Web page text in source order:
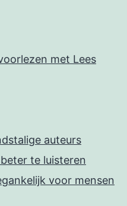
met Lees
auteurs
te luisteren
voor mensen